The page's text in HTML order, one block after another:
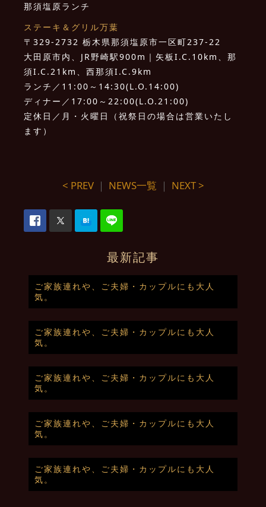
那須塩原ランチ
ステーキ＆グリル万葉
〒329-2732 栃木県那須塩原市一区町237-22
大田原市内、JR野崎駅900m｜矢板I.C.10km、那
須I.C.21km、西那須I.C.9km
ランチ／11:00～14:30(L.O.14:00)
ディナー／17:00～22:00(L.O.21:00)
定休日／月・火曜日（祝祭日の場合は営業いたし
ます）
< PREV｜ NEWS一覧 ｜ NEXT >
最新記事
ご家族連れや、ご夫婦・カップルにも大人
気。
ご家族連れや、ご夫婦・カップルにも大人
気。
ご家族連れや、ご夫婦・カップルにも大人
気。
ご家族連れや、ご夫婦・カップルにも大人
気。
ご家族連れや、ご夫婦・カップルにも大人
気。